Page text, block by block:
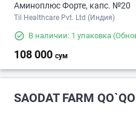
Аминоплюс Форте, капс. №20
Til Healthcare Pvt. Ltd (Индия)
В наличии: 1 упаковка
108 000 сум
SAODAT FARM